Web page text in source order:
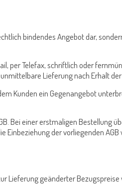
bindendes Angebot dar,
per Telefax, schriftlich oder
Lieferung nach Erhalt
Kunden ein Gegenangebot
Bei einer erstmaligen Bestellung
Einbeziehung der vorliegenden
Lieferung geänderter